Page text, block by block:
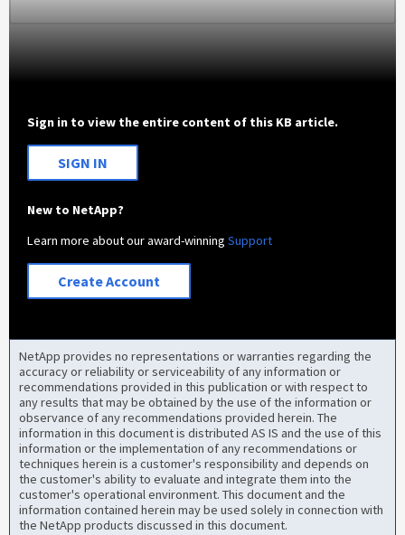
Sign in to view the entire content of this KB article.
SIGN IN
New to NetApp?
Learn more about our award-winningSupport
Create Account
NetApp provides no representations or warranties regarding the
accuracy or reliability or serviceability of any information or
recommendations provided in this publication or with respect to
any results that may be obtained by the use of the information or
observance of any recommendations provided herein. The
information in this document is distributed AS IS and the use of this
information or the implementation of any recommendations or
techniques herein is a customer's responsibility and depends on
the customer's ability to evaluate and integrate them into the
customer's operational environment. This document and the
information contained herein may be used solely in connection with
the NetApp products discussed in this document.